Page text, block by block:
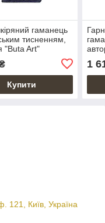
гаманець
тисненням,
"Buta Art"
Купити
1
121, Київ, Україна